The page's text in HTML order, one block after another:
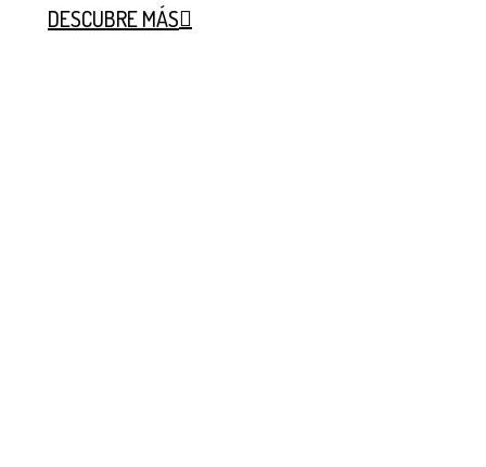
DESCUBRE MÁS